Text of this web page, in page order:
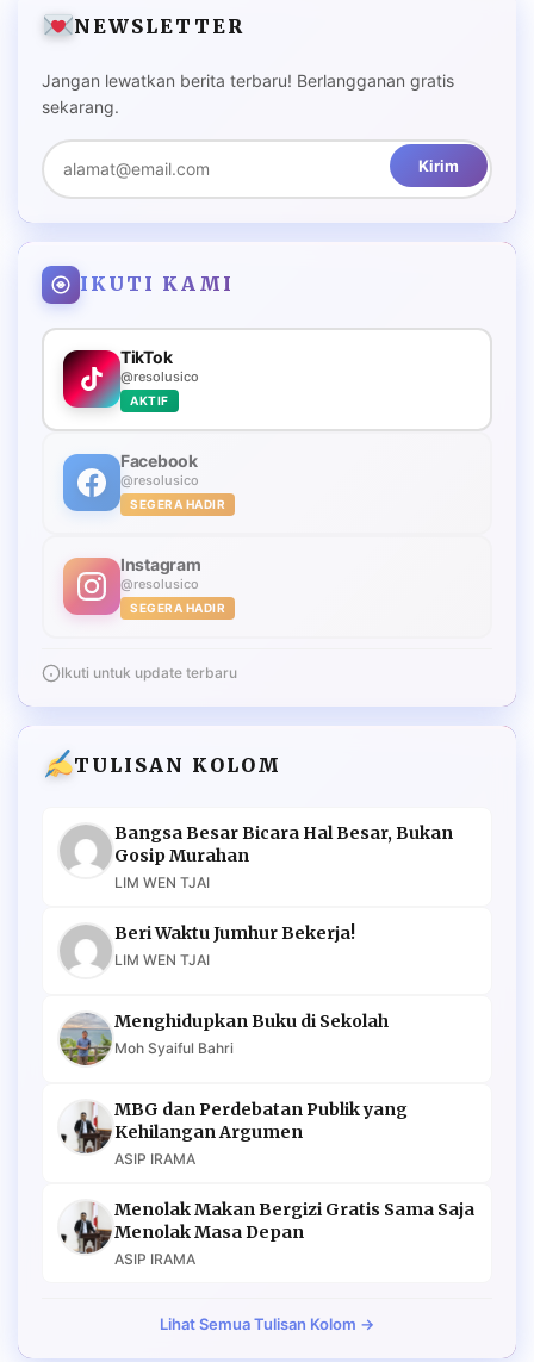
NEWSLETTER
Jangan lewatkan berita terbaru! Berlangganan gratis
sekarang.
Kirim
IKUTI KAMI
TikTok
@resolusico
AKTIF
Facebook
@resolusico
SEGERA HADIR
Instagram
@resolusico
SEGERA HADIR
Ikuti untuk update terbaru
TULISAN KOLOM
Bangsa Besar Bicara Hal Besar, Bukan
Gosip Murahan
LIM WEN TJAI
Beri Waktu Jumhur Bekerja!
LIM WEN TJAI
Menghidupkan Buku di Sekolah
Moh Syaiful Bahri
MBG dan Perdebatan Publik yang
Kehilangan Argumen
ASIP IRAMA
Menolak Makan Bergizi Gratis Sama Saja
Menolak Masa Depan
ASIP IRAMA
Lihat Semua Tulisan Kolom →